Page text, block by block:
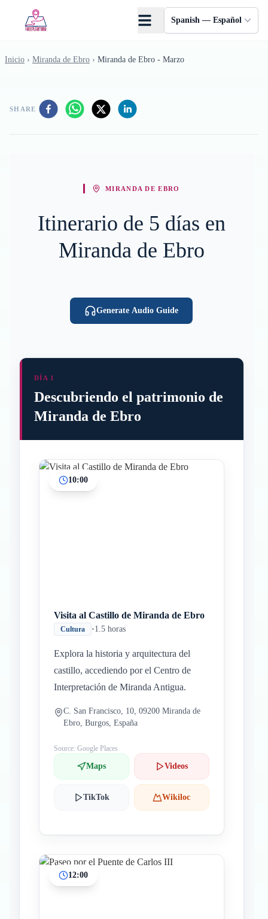
Spanish — Español
Inicio › Miranda de Ebro › Miranda de Ebro - Marzo
SHARE
MIRANDA DE EBRO
Itinerario de 5 días en
Miranda de Ebro
Generate Audio Guide
DÍA 1
Descubriendo el patrimonio de
Miranda de Ebro
10:00
Visita al Castillo de Miranda de Ebro
Cultura •1.5 horas
Explora la historia y arquitectura del
castillo, accediendo por el Centro de
Interpretación de Miranda Antigua.
C. San Francisco, 10, 09200 Miranda de
Ebro, Burgos, España
Source: Google Places
Maps Videos
TikTok Wikiloc
12:00